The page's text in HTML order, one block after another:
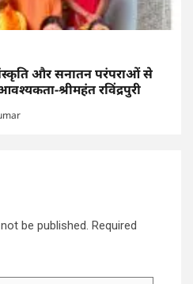
और सनातन परंपराओं से
श्रीमहंत रविंद्रपुरी
be published. Required